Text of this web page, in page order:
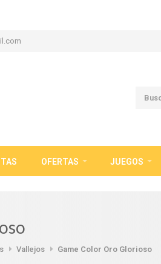
OFERTAS JUEGOS
Vallejos Game Color Oro Glorioso